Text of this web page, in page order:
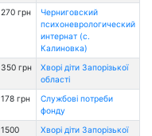
270 грн
Черниговский
психоневрологический
интернат (с.
Калиновка)
350 грн
Хворі діти Запорізької
області
178 грн
Службові потреби
фонду
1500
Хворі діти Запорізької